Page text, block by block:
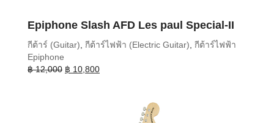
Epiphone Slash AFD Les paul Special-II
กีต้าร์ (Guitar), กีต้าร์ไฟฟ้า (Electric Guitar), กีต้าร์ไฟฟ้า
Epiphone
฿12,000 Original
฿ 10,800Current